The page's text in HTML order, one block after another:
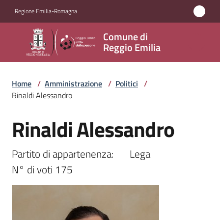
Regione Emilia-Romagna
Comune di
Reggio Emilia
Comune
di
Reggio
Emilia
Amministrazione
Menu selezionato
Servizi
Novità
Home / Amministrazione / Politici /
Rinaldi Alessandro
Salta al contenuto
Rinaldi Alessandro
Partito di appartenenza:	Lega
N° di voti 175